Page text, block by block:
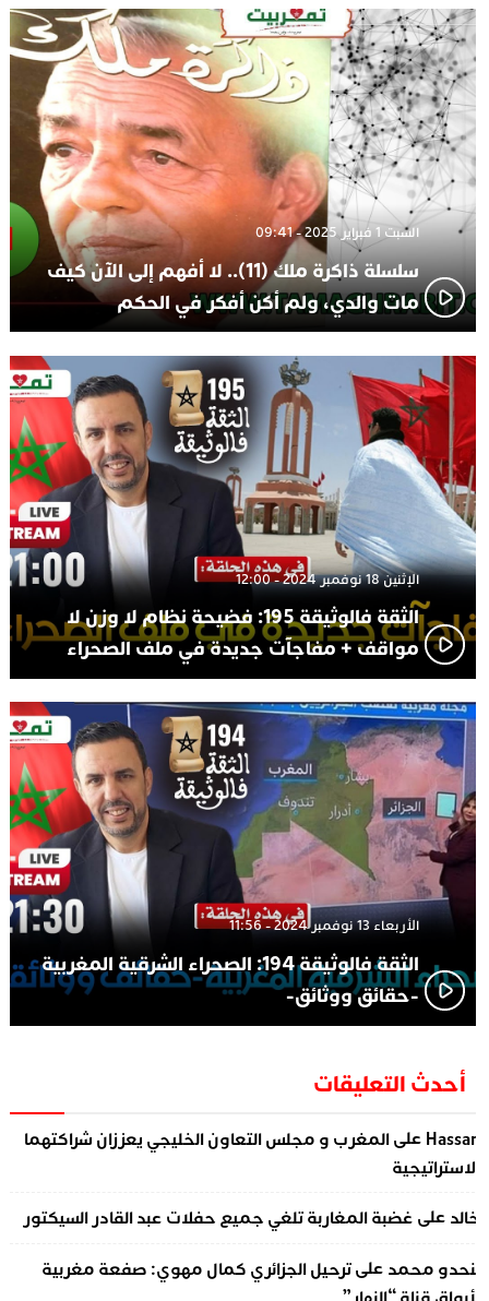
14:37الاعلامي حسن فاتح.. لهذا السبب يرفض بعض لاعبوا المنتخب
تعيين السكتيوي
السبت 1 فبراير 2025 - 09:41
سلسلة ذاكرة ملك (11).. لا أفهم إلى الآن كيف
مات والدي، ولم أكن أفكر في الحكم
الإثنين 18 نوفمبر 2024 - 12:00
الثقة فالوثيقة 195: فضيحة نظام لا وزن لا
مواقف + مفاجآت جديدة في ملف الصحراء
الأربعاء 13 نوفمبر 2024 - 11:56
الثقة فالوثيقة 194: الصحراء الشرقية المغربية
-حقائق ووثائق-
أحدث التعليقات
علىالمغرب و مجلس التعاون الخليجي يعززان شراكتهما
علىغضبة المغاربة تلغي جميع حفلات عبد القادر السيكتور
محمدعلىترحيل الجزائري كمال مهوي: صفعة مغربية